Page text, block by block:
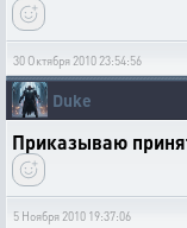
30 Октября 2010 23:54:56
Duke
Приказываю
5 Ноября 2010 19:37:06